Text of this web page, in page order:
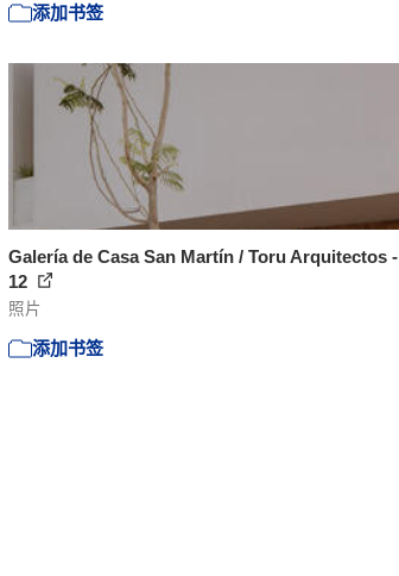
添加书签
Galería de Casa San Martín / Toru Arquitectos -
12
照片
添加书签